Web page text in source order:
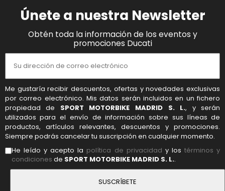
Únete a nuestra Newsletter
Obtén toda la información de los eventos y
promociones Ducati
Me gustaría recibir descuentos, ofertas y novedades exclusivas
por correo electrónico. Mis datos serán incluidos en un fichero
propiedad de SPORT MOTORBIKE MADRID S. L., y serán
utilizados para el envío de información sobre sus líneas de
productos, artículos relevantes, descuentos y promociones.
Siempre podrás cancelar tu suscripción en cualquier momento.
He leído y acepto la política de privacidad y lostérminos y
condiciones de SPORT MOTORBIKE MADRID S. L..